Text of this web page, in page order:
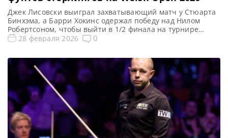
Джек Лисовски выиграл захватывающий матч у Стюарта
Бинхэма, а Барри Хокинс одержал победу над Нилом
Робертсоном, чтобы выйти в 1/2 финала на турнире
Welsh Open 2026, сообщает WST Джек Лисовски
он обыграл Стюарта Бинхэма со счетом 5-2 и вышел […]
28 февраля 2026 0